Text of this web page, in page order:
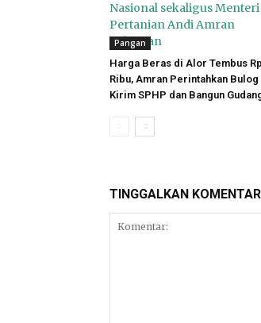
Pangan
Harga Beras di Alor Tembus
Ribu, Amran Perintahkan Bulog
Kirim SPHP dan Bangun
TINGGALKAN KOMENTAR